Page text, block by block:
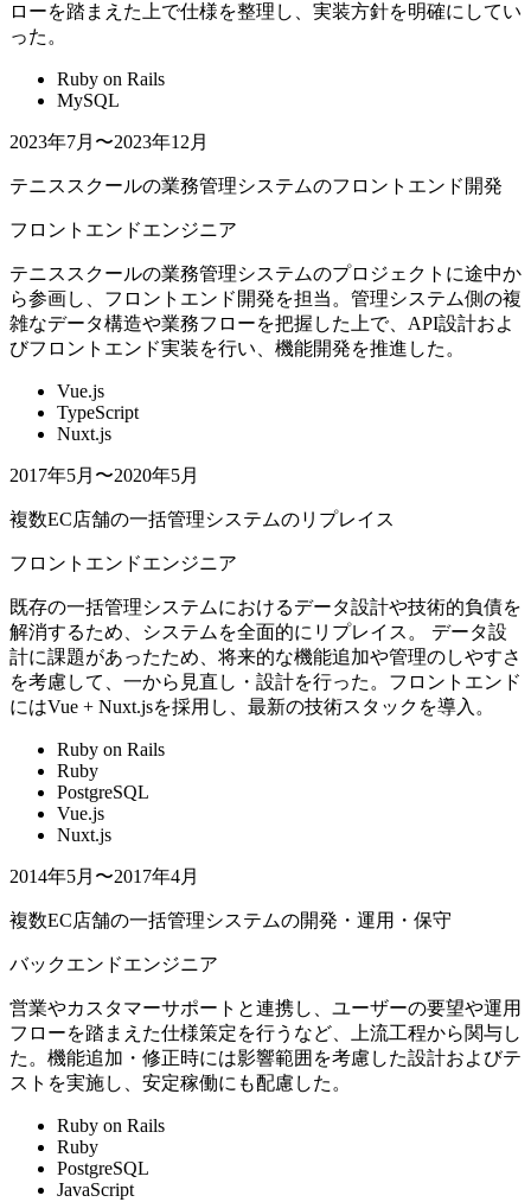
ローを踏まえた上で仕様を整理し、実装方針を明確にしてい
った。
Ruby on Rails
MySQL
2023年7月〜2023年12月
テニススクールの業務管理システムのフロントエンド開発
フロントエンドエンジニア
テニススクールの業務管理システムのプロジェクトに途中か
ら参画し、フロントエンド開発を担当。管理システム側の複
雑なデータ構造や業務フローを把握した上で、API設計およ
びフロントエンド実装を行い、機能開発を推進した。
Vue.js
TypeScript
Nuxt.js
2017年5月〜2020年5月
複数EC店舗の一括管理システムのリプレイス
フロントエンドエンジニア
既存の一括管理システムにおけるデータ設計や技術的負債を
解消するため、システムを全面的にリプレイス。 データ設
計に課題があったため、将来的な機能追加や管理のしやすさ
を考慮して、一から見直し・設計を行った。フロントエンド
にはVue + Nuxt.jsを採用し、最新の技術スタックを導入。
Ruby on Rails
Ruby
PostgreSQL
Vue.js
Nuxt.js
2014年5月〜2017年4月
複数EC店舗の一括管理システムの開発・運用・保守
バックエンドエンジニア
営業やカスタマーサポートと連携し、ユーザーの要望や運用
フローを踏まえた仕様策定を行うなど、上流工程から関与し
た。機能追加・修正時には影響範囲を考慮した設計およびテ
ストを実施し、安定稼働にも配慮した。
Ruby on Rails
Ruby
PostgreSQL
JavaScript